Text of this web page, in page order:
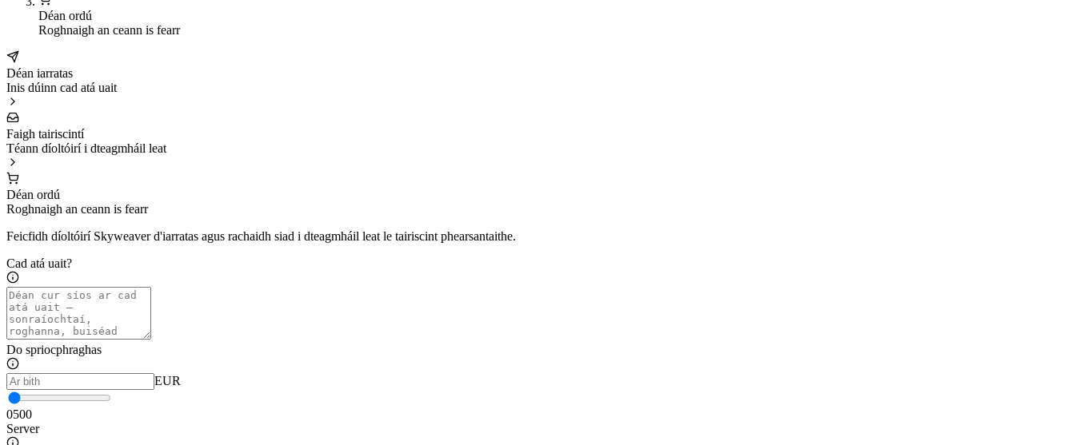
Déan ordú
Roghnaigh an ceann is fearr
Déan iarratas
Inis dúinn cad atá uait
Faigh tairiscintí
Téann díoltóirí i dteagmháil leat
Déan ordú
Roghnaigh an ceann is fearr
Feicfidh díoltóirí Skyweaver d'iarratas agus rachaidh siad i dteagmháil leat le tairiscint phearsantaithe.
Cad atá uait?
Do spriocphraghas
EUR
0500
Server